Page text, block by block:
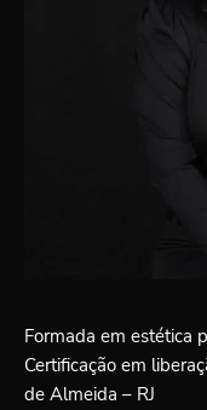
Formada em estética
Certificação em
de Almeida – RJ